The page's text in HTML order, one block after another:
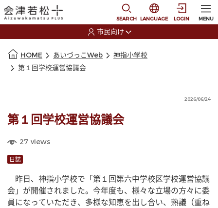
SEARCH
選択すると言語の切
LANGUAGE LOGIN MENU
市民向け
HOME あいづっこWeb
神指小学校
第１回学校運営協議会
2026/06/24
第１回学校運営協議会
27 views
日誌
昨日、神指小学校で「第１回第六中学校区学校運営協議
会」が開催されました。今年度も、様々な立場の方々に委
員になっていただき、多様な知恵を出し合い、熟議（重ね